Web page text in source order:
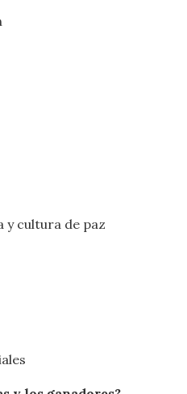
y cultura de paz